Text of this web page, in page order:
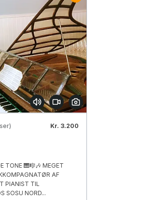
Kr. 3.200
TONE 🎹🎼🎶 MEGET
AF
PIANIST TIL
SOSU NORD...